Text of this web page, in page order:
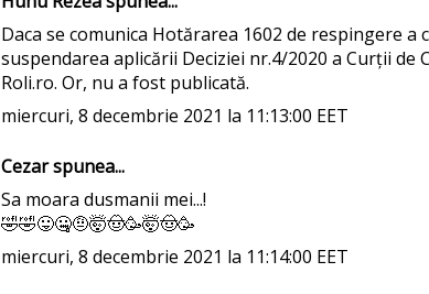
Daca se comunica Hotărarea 1602 de respingere a
suspendarea aplicării Deciziei nr.4/2020 a Curții
Roli.ro. Or, nu a fost publicată.
miercuri, 8 decembrie 2021 la 11:13:00 EET
Cezarspunea...
Sa moara dusmanii mei...!
🤣🤣😛🤐🤨🤯🤠🥳🤯🤠🥳
miercuri, 8 decembrie 2021 la 11:14:00 EET